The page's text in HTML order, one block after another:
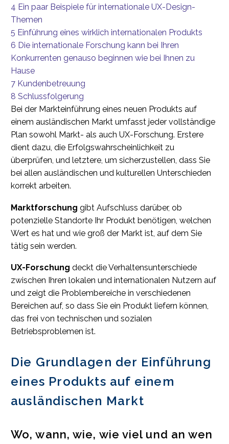
4 Ein paar Beispiele für internationale UX-Design-
Themen
5 Einführung eines wirklich internationalen Produkts
6 Die internationale Forschung kann bei Ihren
Konkurrenten genauso beginnen wie bei Ihnen zu
Hause
7 Kundenbetreuung
8 Schlussfolgerung
Bei der Markteinführung eines neuen Produkts auf
einem ausländischen Markt umfasst jeder vollständige
Plan sowohl Markt- als auch UX-Forschung. Erstere
dient dazu, die Erfolgswahrscheinlichkeit zu
überprüfen, und letztere, um sicherzustellen, dass Sie
bei allen ausländischen und kulturellen Unterschieden
korrekt arbeiten.
Marktforschung gibt Aufschluss darüber, ob
potenzielle Standorte Ihr Produkt benötigen, welchen
Wert es hat und wie groß der Markt ist, auf dem Sie
tätig sein werden.
UX-Forschung deckt die Verhaltensunterschiede
zwischen Ihren lokalen und internationalen Nutzern auf
und zeigt die Problembereiche in verschiedenen
Bereichen auf, so dass Sie ein Produkt liefern können,
das frei von technischen und sozialen
Betriebsproblemen ist.
Die Grundlagen der Einführung
eines Produkts auf einem
ausländischen Markt
Wo, wann, wie, wie viel und an wen